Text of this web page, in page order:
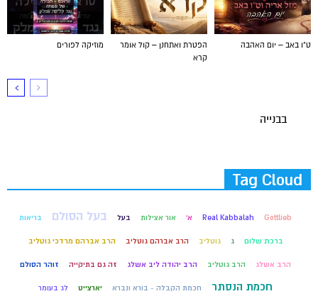
מוזיקה לפורים
הפטרת ואתחנן – קול אומר
קרא
ט"ו באב – יום האהבה
בבנייה
Tag Cloud
Gottlieb
Real Kabbalah א' אור אצילות בעל בעל הסולם בריאות
ברכת שלום ג גוטליב הרב אברהם גוטליב הרב אברהם מרדכי גוטליב
הרב אשלג הרב גוטליב הרב יהודה ליב אשלג זה גם בתיקייה זוהר הסולם
חכמת הנסתר חכמת הקבלה - בורא ונברא יארצייט לג בעומר